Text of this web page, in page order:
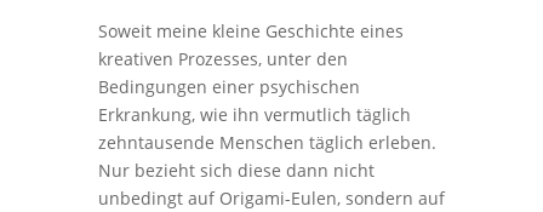
Soweit meine kleine Geschichte eines
kreativen Prozesses, unter den
Bedingungen einer psychischen
Erkrankung, wie ihn vermutlich täglich
zehntausende Menschen täglich erleben.
Nur bezieht sich diese dann nicht
unbedingt auf Origami-Eulen, sondern auf